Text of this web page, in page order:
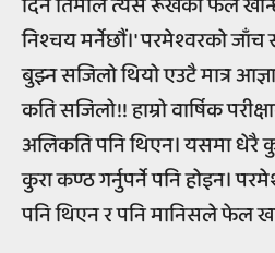
निश्चय मर्नेछौं।' परमेश्वरको जाँच
बुझ्न सजिलो थियो एउटै मात्र
कति सजिलो!! हाम्रो वार्षिक
अलिकति पनि थिएन। यसमा धेरै
कुरा कण्ठ गर्नुपर्ने पनि होइन।
पनि थिएन र पनि मानिसले फेल